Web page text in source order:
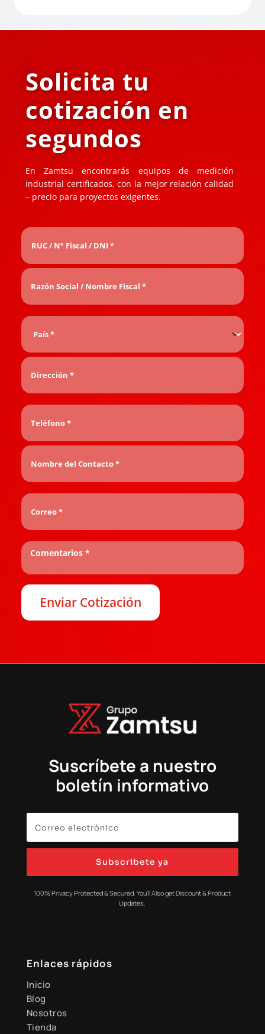
Solicita tu
cotización en
segundos
En Zamtsu encontrarás equipos de medición
industrial certificados, con la mejor relación calidad
– precio para proyectos exigentes.
Suscríbete a nuestro
boletín informativo
Subscribete ya
100% Privacy Protected & Secured. You'll Also get Discount & Product
Updates.
Enlaces rápidos
Inicio
Blog
Nosotros
Tienda